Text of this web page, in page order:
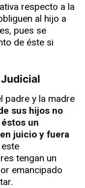
respecto a la
al hijo a
pues se
de éste si
Judicial
padre y la madre
sus hijos no
un
juicio y fuera
tengan un
emancipado